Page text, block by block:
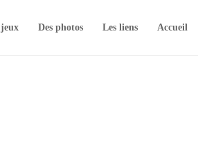
jeux Des photos Les liens Accueil